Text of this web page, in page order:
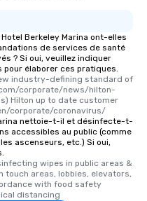
Berkeley Marina ont-elles
de services de santé
? Si oui, veuillez indiquer
élaborer ces pratiques.
industry-defining standard of
corporate/news/hilton-
Hilton up to date customer
corporate/coronavirus/
nettoie-t-il et désinfecte-t-
accessibles au public (comme
ascenseurs, etc.) Si oui,
wipes in public areas &
touch areas, lobbies, elevators,
with food safety
distancing